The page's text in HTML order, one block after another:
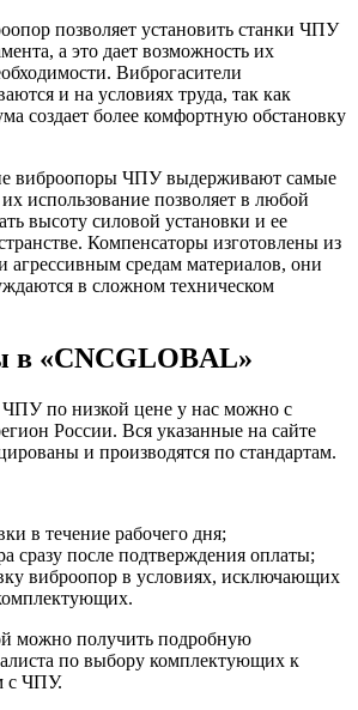
позволяет установить станки ЧПУ
а это дает возможность их
Виброгасители
и на условиях труда, так как
создает более комфортную обстановку
виброопоры ЧПУ выдерживают самые
использование позволяет в любой
высоту силовой установки и ее
Компенсаторы изготовлены из
агрессивным средам материалов, они
в сложном техническом
в «CNCGLOBAL»
по низкой цене у нас можно с
России. Вся указанные на сайте
и производятся по стандартам.
в течение рабочего дня;
сразу после подтверждения оплаты;
виброопор в условиях, исключающих
можно получить подробную
по выбору комплектующих к
с ЧПУ.